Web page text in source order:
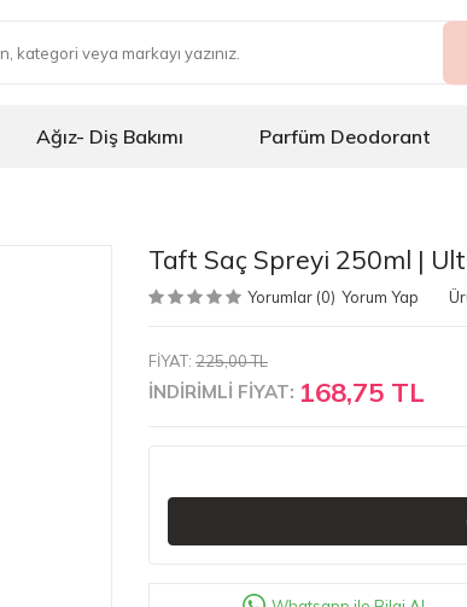
Ağız- Diş Bakımı Parfüm Deodorant
Taft Saç Spreyi 250ml |
Yorumlar (0) Yorum Yap
FİYAT: 225,00 TL
İNDİRİMLİ FİYAT: 168,75 TL